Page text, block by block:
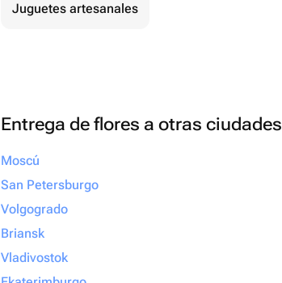
Juguetes artesanales
Entrega de flores a otras ciudades
Moscú
San Petersburgo
Volgogrado
Briansk
Vladivostok